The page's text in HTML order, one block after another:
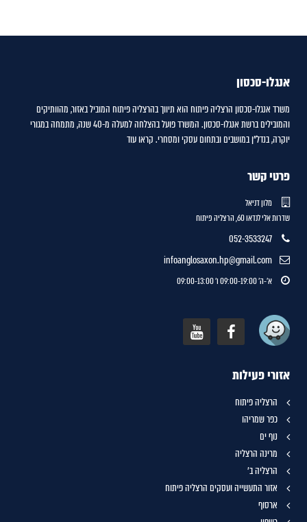
אנגלו-סכסון
משרד אנגלו-סכסון הרצליה פיתוח הוא תיווך בהרצליה פיתוח המוביל באזור, מהוותיקים
והמובילים ברשת אנגלו-סכסון. המשרד פועל בהצלחה למעלה מ-40 שנה, מתמחה במגורי
יוקרה, בנדל"ן במושבים ובתחום עסקי ומסחרי. קראו עוד
פרטי קשר
מלון דניאל
שדרות אלי לנדאו 60, הרצליה פיתוח
052-3533247
infoanglosaxon.hp@gmail.com
א'-ה' 09:00-19:00 ו' 09:00-13:00
אזורי פעילות
הרצליה פיתוח
כפר שמריהו
נוף ים
מרינה הרצליה
הרצליה ב'
אזור התעשייה ועסקים הרצליה פיתוח
ארסוף